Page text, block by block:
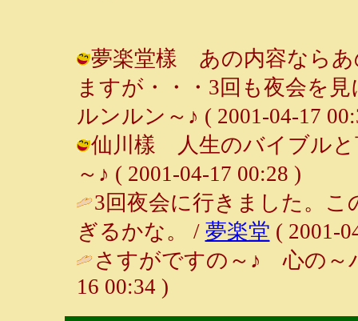
夢楽堂樣 あの内容ならあ
ますが・・・3回も夜会を
ルンルン～♪ ( 2001-04-17
仙川樣 人生のバイブルと
～♪ ( 2001-04-17 00:28 )
3回夜会に行きました。
ぎるかな。 / 夢楽堂 ( 2001-
さすがですの～♪ 心の～
16 00:34 )